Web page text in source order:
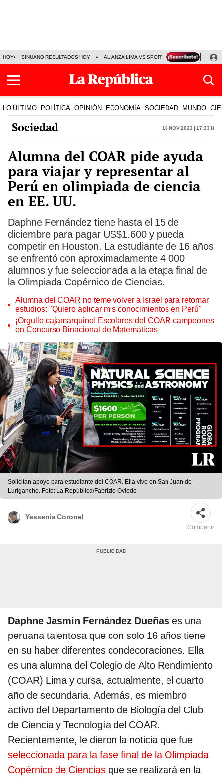
HOY SINUANO RESULTADOS HOY ALIANZA LIMA VS SPORT BOYS JORGE
LO ÚLTIMO POLÍTICA OPINIÓN ECONOMÍA SOCIEDAD MUNDO
Sociedad 16 Nov 2023 | 17:33 h
Alumna del COAR pide ayuda
para viajar y representar al
Perú en olimpiada de ciencia
en EE. UU.
Daphne Fernández tiene hasta el 15 de
diciembre para pagar US$1.600 y pueda
competir en Houston. La estudiante de 16 años
se enfrentó con aproximadamente 4.000
alumnos y fue seleccionada a la etapa final de
la Olimpiada Copérnico de Ciencias.
Alumna del COAR no teme volver a Israel para retomar
estudios: "Quiero aplicar mis conocimientos en Perú"
¡Orgullo cajamarquino! Escolares del COAR campeones
en Concurso Binacional de Matemáticas
Solicitan apoyo para estudiante del COAR. Ella vive en San Juan de
Lurigancho. Foto: La República/Fabrizio Oviedo
Yessenia Coronel
Compartir
Daphne Jasmin Fernández Dueñas es una
peruana talentosa que con solo 16 años tiene
en su haber diferentes condecoraciones. Ella
es una alumna del Colegio de Alto Rendimiento
(COAR) Lima y cursa, actualmente, el cuarto
año de secundaria. Además, es miembro
activo del Departamento de Biología del Club
de Ciencia y Tecnología del COAR.
Recientemente, le dieron la noticia que fue
seleccionada para la fase final de la Olimpiada
Copérnico de Ciencias que se realizará en la